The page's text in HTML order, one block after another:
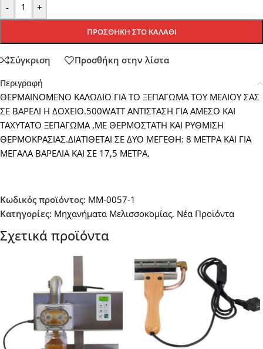
- +
ΠΡΟΣΘΉΚΗ ΣΤΟ ΚΑΛΆΘΙ
Σύγκριση Προσθήκη στην λίστα
Περιγραφή
ΘΕΡΜΑΙΝΟΜΕΝΟ ΚΑΛΩΔΙΟ ΓΙΑ ΤΟ ΞΕΠΑΓΩΜΑ ΤΟΥ ΜΕΛΙΟΥ ΣΑΣ
ΣΕ ΒΑΡΕΛΙ Η ΔΟΧΕΙΟ.500WATT ΑΝΤΙΣΤΑΣΗ ΓΙΑ ΑΜΕΣΟ ΚΑΙ
ΤΑΧΥΤΑΤΟ ΞΕΠΑΓΩΜΑ ,ΜΕ ΘΕΡΜΟΣΤΑΤΗ ΚΑΙ ΡΥΘΜΙΣΗ
ΘΕΡΜΟΚΡΑΣΙΑΣ.ΔΙΑΤΙΘΕΤΑΙ ΣΕ ΔΥΟ ΜΕΓΕΘΗ: 8 ΜΕΤΡΑ ΚΑΙ ΓΙΑ
ΜΕΓΑΛΑ ΒΑΡΕΛΙΑ ΚΑΙ ΣΕ 17,5 ΜΕΤΡΑ.
Κωδικός προϊόντος: MM-0057-1
Κατηγορίες: Μηχανήματα Μελισσοκομίας, Νέα Προϊόντα
Σχετικά προϊόντα